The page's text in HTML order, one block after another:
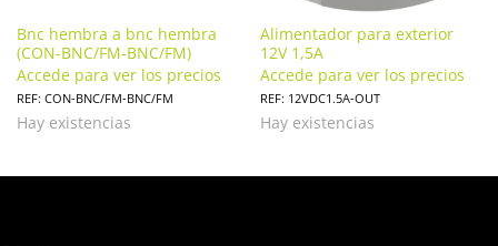
Bnc hembra a bnc hembra
(CON-BNC/FM-BNC/FM)
Accede para ver los precios
REF: CON-BNC/FM-BNC/FM
Hay existencias
Alimentador para exterior
12V 1,5A
Accede para ver los precios
REF: 12VDC1.5A-OUT
Hay existencias